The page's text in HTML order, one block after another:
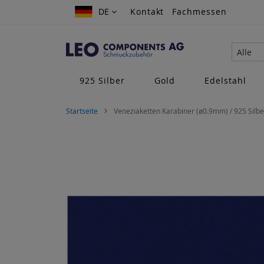
Zum
DE
DE Kontakt Fachmessen
Alle
925 Silber
Gold Edelstahl
Startseite Veneziaketten Karabiner (ø0.9mm) / 925